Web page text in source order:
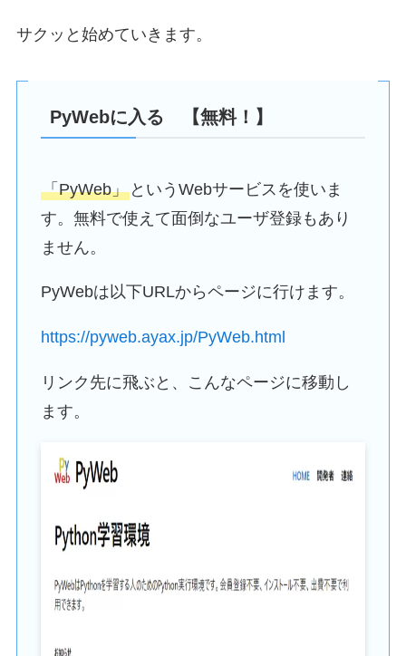
サクッと始めていきます。
PyWebに入る 【無料！】
「PyWeb」というWebサービスを使いま
す。無料で使えて面倒なユーザ登録もあり
ません。
PyWebは以下URLからページに行けます。
https://pyweb.ayax.jp/PyWeb.html
リンク先に飛ぶと、こんなページに移動し
ます。